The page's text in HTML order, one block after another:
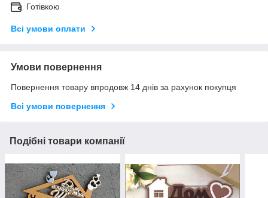
Готівкою
Всі умови оплати
Умови повернення
Повернення товару впродовж 14 днів за рахунок покупця
Всі умови повернення
Подібні товари компанії